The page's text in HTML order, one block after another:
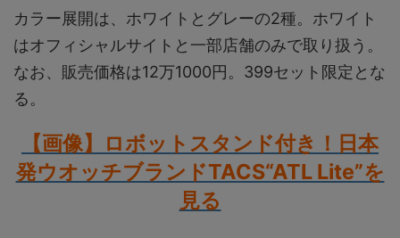
カラー展開は、ホワイトとグレーの2種。ホワイト
はオフィシャルサイトと一部店舗のみで取り扱う。
なお、販売価格は12万1000円。399セット限定とな
る。
【画像】ロボットスタンド付き！日本
発ウオッチブランドTACS“ATL Lite”を
見る